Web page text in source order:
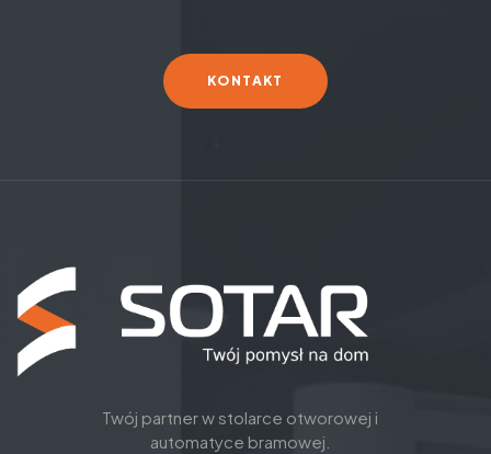
KONTAKT
Twój partner w stolarce otworowej i
automatyce bramowej.